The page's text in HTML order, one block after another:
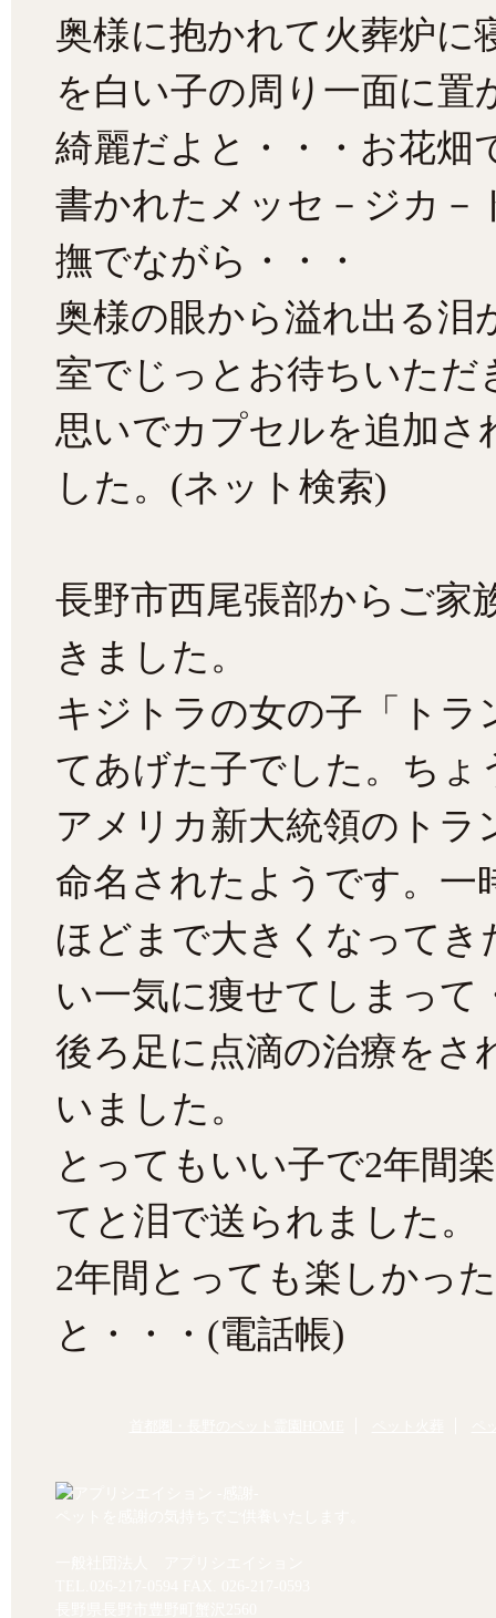
奥様に抱かれて火葬炉に
を白い子の周り一面に置
綺麗だよと・・・お花畑
書かれたメッセ－ジカ－
撫でながら・・・
奥様の眼から溢れ出る泪
室でじっとお待ちいただ
思いでカプセルを追加
した。(ネット検索)
長野市西尾張部からご家
きました。
キジトラの女の子「トラ
てあげた子でした。ちょ
アメリカ新大統領のト
命名されたようです。一
ほどまで大きくなって
い一気に痩せてしまって
後ろ足に点滴の治療をさ
いました。
とってもいい子で2年間
てと泪で送られました。
2年間とっても楽しかっ
と・・・(電話帳)